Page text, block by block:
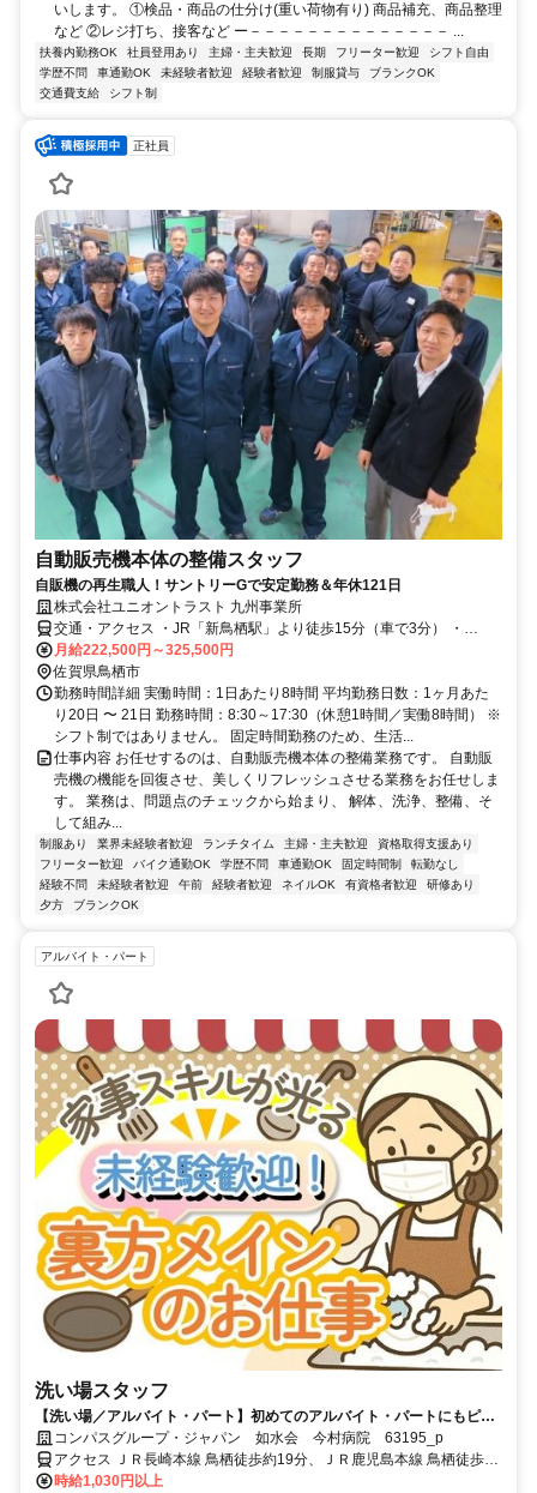
いします。 ①検品・商品の仕分け(重い荷物有り) 商品補充、商品整理
など ②レジ打ち、接客など ー－－－－－－－－－－－－－－ ...
扶養内勤務OK 社員登用あり 主婦・主夫歓迎 長期 フリーター歓迎
シフト自由
学歴不問
車通勤OK 未経験者歓迎 経験者歓迎 制服貸与
ブランクOK
交通費支給
シフト制
正社員
自動販売機本体の整備スタッフ
自販機の再生職人！サントリーGで安定勤務＆年休121日
株式会社ユニオントラスト 九州事業所
交通・アクセス ・JR「新鳥栖駅」より徒歩15分（車で3分） ・
JR「鳥栖駅」より車で7分 ★新鳥栖駅から徒歩圏内！
月給222,500円～325,500円
佐賀県鳥栖市
勤務時間詳細 実働時間：1日あたり8時間 平均勤務日数：1ヶ月あた
り20日 〜 21日 勤務時間：8:30～17:30（休憩1時間／実働8時間） ※
シフト制ではありません。 固定時間勤務のため、生活...
仕事内容 お任せするのは、自動販売機本体の整備業務です。 自動販
売機の機能を回復させ、美しくリフレッシュさせる業務をお任せしま
す。 業務は、問題点のチェックから始まり、 解体、洗浄、整備、そ
して組み...
制服あり 業界未経験者歓迎 ランチタイム 主婦・主夫歓迎
資格取得支援あり
フリーター歓迎
バイク通勤OK 学歴不問 車通勤OK 固定時間制
転勤なし
経験不問
未経験者歓迎 午前 経験者歓迎 ネイルOK 有資格者歓迎
研修あり
夕方
ブランクOK
アルバイト・パート
洗い場スタッフ
【洗い場／アルバイト・パート】初めてのアルバイト・パートにもピッ
タリ！未経験歓迎♪
コンパスグループ・ジャパン 如水会 今村病院 63195_p
アクセス ＪＲ長崎本線 鳥栖徒歩約19分、ＪＲ鹿児島本線 鳥栖徒歩約
19分、ＪＲ九州新幹線 新鳥栖東口徒歩約21分
時給1,030円以上